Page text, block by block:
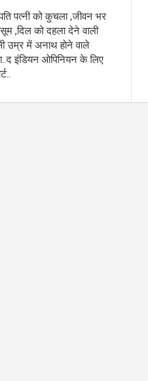
पत्नी को कुचला ,जीवन भर
,दिल को दहला देने वाली
उम्र में अनाथ होने वाले
इंडियन ओपिनियन के लिए